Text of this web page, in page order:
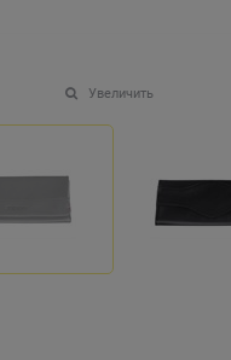
Увеличить